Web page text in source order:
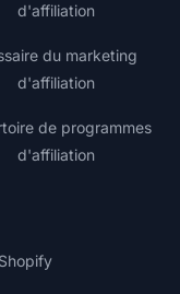
d'affiliation
du marketing
d'affiliation
de programmes
d'affiliation